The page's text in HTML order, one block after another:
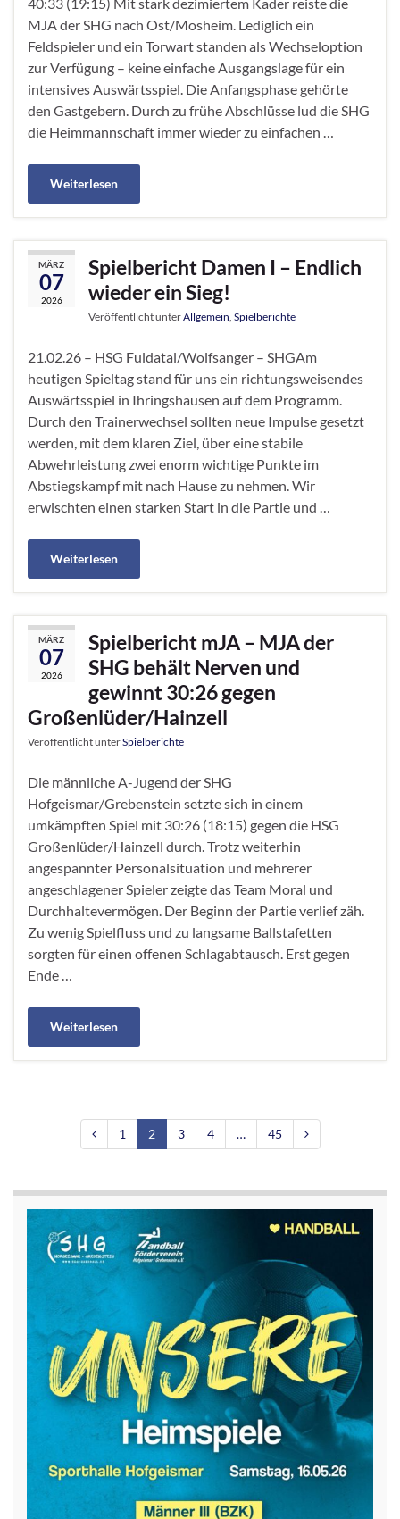
MJA der SHG nach Ost/Mosheim. Lediglich ein
Feldspieler und ein Torwart standen als Wechseloption
zur Verfügung – keine einfache Ausgangslage für ein
intensives Auswärtsspiel. Die Anfangsphase gehörte
den Gastgebern. Durch zu frühe Abschlüsse lud die SHG
die Heimmannschaft immer wieder zu einfachen …
Weiterlesen
MÄRZ
07
2026
Spielbericht Damen I – Endlich
wieder ein Sieg!
Veröffentlicht unterAllgemein, Spielberichte
21.02.26 – HSG Fuldatal/Wolfsanger – SHGAm
heutigen Spieltag stand für uns ein richtungsweisendes
Auswärtsspiel in Ihringshausen auf dem Programm.
Durch den Trainerwechsel sollten neue Impulse gesetzt
werden, mit dem klaren Ziel, über eine stabile
Abwehrleistung zwei enorm wichtige Punkte im
Abstiegskampf mit nach Hause zu nehmen. Wir
erwischten einen starken Start in die Partie und …
Weiterlesen
MÄRZ
07
2026
Spielbericht mJA – MJA der
SHG behält Nerven und
gewinnt 30:26 gegen
Großenlüder/Hainzell
Veröffentlicht unterSpielberichte
Die männliche A-Jugend der SHG
Hofgeismar/Grebenstein setzte sich in einem
umkämpften Spiel mit 30:26 (18:15) gegen die HSG
Großenlüder/Hainzell durch. Trotz weiterhin
angespannter Personalsituation und mehrerer
angeschlagener Spieler zeigte das Team Moral und
Durchhaltevermögen. Der Beginn der Partie verlief zäh.
Zu wenig Spielfluss und zu langsame Ballstafetten
sorgten für einen offenen Schlagabtausch. Erst gegen
Ende …
Weiterlesen
1 2 3 4 … 45